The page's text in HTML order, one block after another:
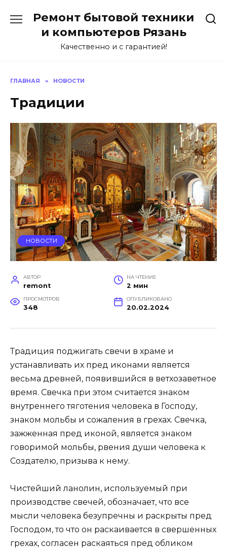
содержанию
Ремонт бытовой техники
и компьютеров Рязань
Качественно и с гарантией!
ГЛАВНАЯ » НОВОСТИ
Традиции
НОВОСТИ
АВТОР
remont
НА ЧТЕНИЕ
2 мин
ПРОСМОТРОВ
348
ОПУБЛИКОВАНО
20.02.2024
Традиция поджигать свечи в храме и
устанавливать их пред иконами является
весьма древней, появившийся в ветхозаветное
время. Свечка при этом считается знаком
внутреннего тяготения человека в Господу,
знаком мольбы и сожаления в грехах. Свечка,
зажженная пред иконой, является знаком
говоримой мольбы, рвения души человека к
Создателю, призыва к нему.
Чистейший ланолин, используемый при
производстве свечей, обозначает, что все
мысли человека безупречны и раскрыты пред
Господом, то что он раскаивается в свершенных
грехах, согласен раскаяться пред обликом